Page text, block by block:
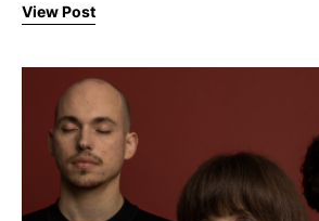
View Post